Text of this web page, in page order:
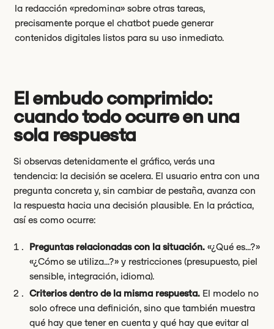
la redacción «predomina» sobre otras tareas,
precisamente porque el chatbot puede generar
contenidos digitales listos para su uso inmediato.
El embudo comprimido:
cuando todo ocurre en una
sola respuesta
Si observas detenidamente el gráfico, verás una
tendencia: la decisión se acelera. El usuario entra con una
pregunta concreta y, sin cambiar de pestaña, avanza con
la respuesta hacia una decisión plausible. En la práctica,
así es como ocurre:
Preguntas relacionadas con la situación. «¿Qué es...?»
«¿Cómo se utiliza...?» y restricciones (presupuesto, piel
sensible, integración, idioma).
Criterios dentro de la misma respuesta. El modelo no
solo ofrece una definición, sino que también muestra
qué hay que tener en cuenta y qué hay que evitar al